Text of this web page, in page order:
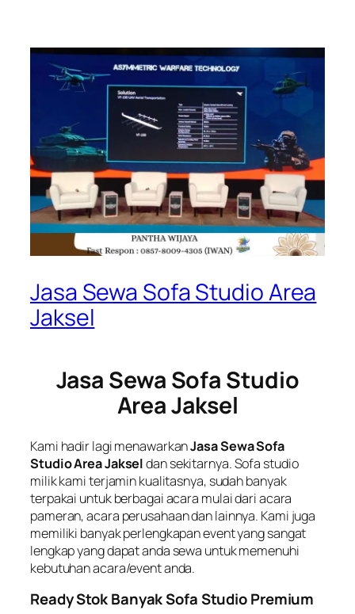
Jasa Sewa Sofa Studio Area
Jaksel
Jasa Sewa Sofa Studio
Area Jaksel
Kami hadir lagi menawarkanJasa Sewa Sofa
Studio Area Jakseldan sekitarnya. Sofa studio
milik kami terjamin kualitasnya, sudah banyak
terpakai untuk berbagai acara mulai dari acara
pameran, acara perusahaan dan lainnya. Kami juga
memiliki banyak perlengkapan event yang sangat
lengkap yang dapat anda sewa untuk memenuhi
kebutuhan acara/event anda.
Ready Stok Banyak Sofa Studio Premium